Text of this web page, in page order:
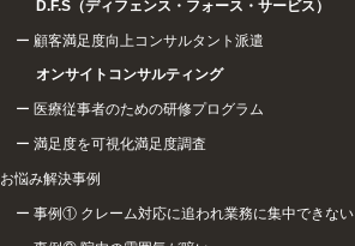
D.F.S（ディフェンス・フォース・サービス）
顧客満足度向上コンサルタント派遣
オンサイトコンサルティング
医療従事者のための研修プログラム
満足度を可視化満足度調査
お悩み解決事例
事例① クレーム対応に追われ業務に集中できない